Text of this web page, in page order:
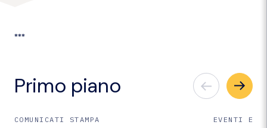
***
Primo piano
COMUNICATI STAMPA EVENTI E